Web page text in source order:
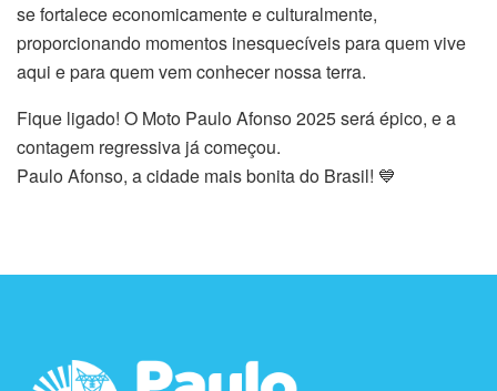
se fortalece economicamente e culturalmente,
proporcionando momentos inesquecíveis para quem vive
aqui e para quem vem conhecer nossa terra.
Fique ligado! O Moto Paulo Afonso 2025 será épico, e a
contagem regressiva já começou.
Paulo Afonso, a cidade mais bonita do Brasil! 💙